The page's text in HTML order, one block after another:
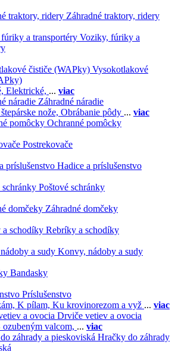
Záhradné traktory, ridery
Voziky, fúriky a
Vysokotlakové
Elektrické, ... viac
Záhradné náradie
nože, Obrábanie pôdy ... viac
Ochranné pomôcky
Postrekovače
Hadice a príslušenstvo
Poštové schránky
Záhradné domčeky
Rebríky a schodíky
Konvy, nádoby a sudy
Bandasky
Príslušenstvo
K pílam, Ku krovinorezom a vyž ... viac
Drviče vetiev a ovocia
ozubeným valcom, ... viac
Hračky do záhrady